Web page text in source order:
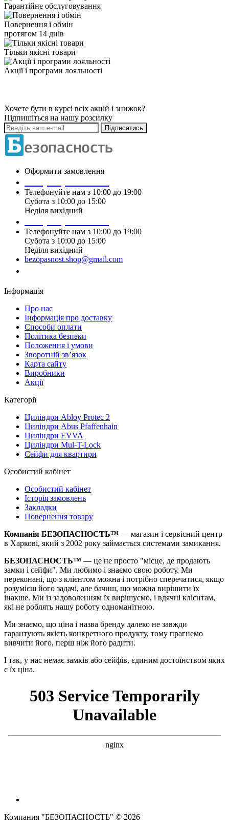
Гарантійне обслуговування
Повернення і обмін
протягом 14 днів
Тільки якісні товари
Акції і програми лояльності
Хочете бути в курсі всіх акцій і знижок?
Підпишіться на нашу розсилку
Підписатись
Оформити замовлення
Телефонуйте нам з 10:00 до 19:00
Субота з 10:00 до 15:00
Неділя вихідний
Телефонуйте нам з 10:00 до 19:00
Субота з 10:00 до 15:00
Неділя вихідний
bezopasnost.shop@gmail.com
Інформація
Про нас
Iнформація про доставку
Способи оплати
Політика безпеки
Положення і умови
Зворотній зв’язок
Карта сайту
Виробники
Акції
Категорії
Циліндри Abloy Protec 2
Циліндри Abus Pfaffenhain
Циліндри EVVA
Циліндри Mul-T-Lock
Сейфи для квартири
Особистий кабінет
Особистий кабінет
Історія замовлень
Закладки
Повернення товару
Компанія БЕЗОПАСНОСТЬ™ — магазин і сервісний центр
в Харкові, який з 2002 року займається системами замикання.
БЕЗОПАСНОСТЬ™ — це не просто "місце, де продають
замки і сейфи". Ми любимо і знаємо свою роботу. Ми
переконані, що з клієнтом можна і потрібно сперечатися, якщо
розумієш його задачі, але бачиш, що можна вирішити їх
інакше. Ми із задоволенням їх вирішуємо, і вдячні клієнтам,
які не роблять нашу роботу одноманітною.
Ми знаємо, що ціна і назва бренду далеко не завжди
гарантують якість конкретного продукту, тому прагнемо
вивчити його, перш ніж його радити.
І так, у нас немає замків або сейфів, єдиним достоїнством яких
є їх ціна.
Компания "БЕЗОПАСНОСТЬ" © 2026